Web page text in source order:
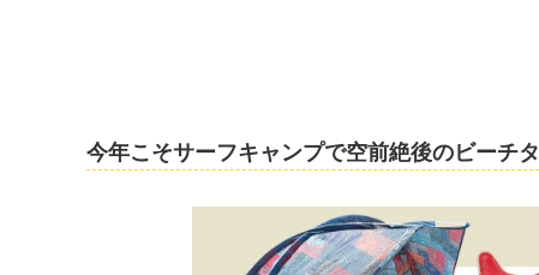
今年こそサーフキャンプで空前絶後のビーチ